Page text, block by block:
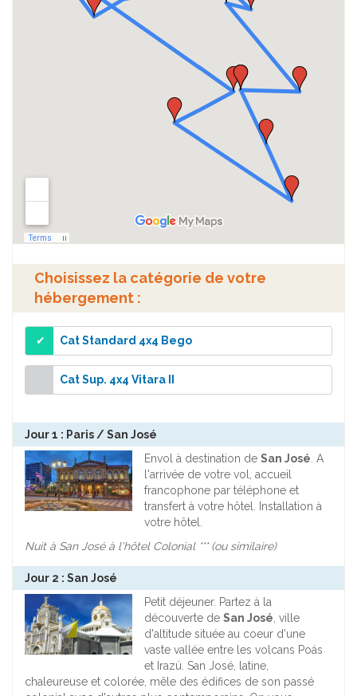
Choisissez la catégorie de votre
hébergement :
Cat Standard 4x4 Bego
Cat Sup. 4x4 Vitara II
Jour 1 : Paris / San José
Envol à destination deSan José. A
l'arrivée de votre vol, accueil
francophone par téléphone et
transfert à votre hôtel. Installation à
votre hôtel.
Nuit à San José à l'hôtel Colonial *** (ou similaire)
Jour 2 : San José
Petit déjeuner. Partez à la
découverte deSan José, ville
d'altitude située au coeur d'une
vaste vallée entre les volcans Poás
et Irazú. San José, latine,
chaleureuse et colorée, mêle des édifices de son passé